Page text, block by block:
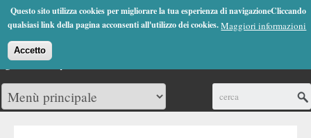
Questo sito utilizza cookies per migliorare la tua esperienza di navigazioneCliccando
qualsiasi link della pagina acconsenti all'utilizzo dei cookies.Maggiori informazioni
Accetto
Jump to Navigation
(0)